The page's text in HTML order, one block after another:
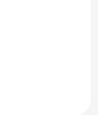
menu pour la
menu pour la
menu pour la